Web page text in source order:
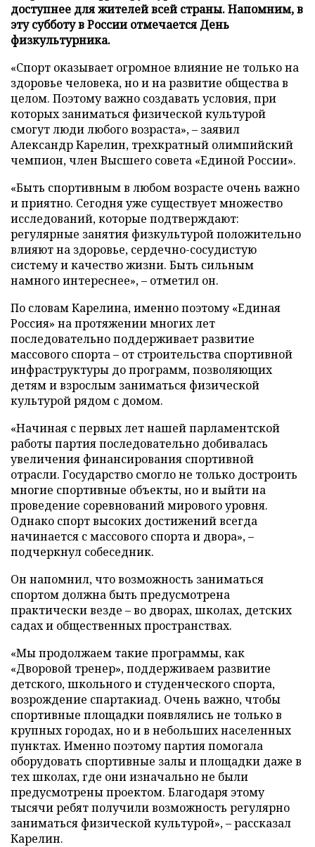
доступнее для жителей всей страны. Напомним, в
эту субботу в России отмечается День
физкультурника.
«Спорт оказывает огромное влияние не только на
здоровье человека, но и на развитие общества в
целом. Поэтому важно создавать условия, при
которых заниматься физической культурой
смогут люди любого возраста», – заявил
Александр Карелин, трехкратный олимпийский
чемпион, член Высшего совета «Единой России».
«Быть спортивным в любом возрасте очень важно
и приятно. Сегодня уже существует множество
исследований, которые подтверждают:
регулярные занятия физкультурой положительно
влияют на здоровье, сердечно-сосудистую
систему и качество жизни. Быть сильным
намного интереснее», – отметил он.
По словам Карелина, именно поэтому «Единая
Россия» на протяжении многих лет
последовательно поддерживает развитие
массового спорта – от строительства спортивной
инфраструктуры до программ, позволяющих
детям и взрослым заниматься физической
культурой рядом с домом.
«Начиная с первых лет нашей парламентской
работы партия последовательно добивалась
увеличения финансирования спортивной
отрасли. Государство смогло не только достроить
многие спортивные объекты, но и выйти на
проведение соревнований мирового уровня.
Однако спорт высоких достижений всегда
начинается с массового спорта и двора», –
подчеркнул собеседник.
Он напомнил, что возможность заниматься
спортом должна быть предусмотрена
практически везде – во дворах, школах, детских
садах и общественных пространствах.
«Мы продолжаем такие программы, как
«Дворовой тренер», поддерживаем развитие
детского, школьного и студенческого спорта,
возрождение спартакиад. Очень важно, чтобы
спортивные площадки появлялись не только в
крупных городах, но и в небольших населенных
пунктах. Именно поэтому партия помогала
оборудовать спортивные залы и площадки даже в
тех школах, где они изначально не были
предусмотрены проектом. Благодаря этому
тысячи ребят получили возможность регулярно
заниматься физической культурой», – рассказал
Карелин.